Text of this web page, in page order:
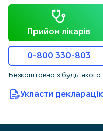
Прийом лікарів
0-800 330-803
Безкоштовно з будь-якого
Укласти